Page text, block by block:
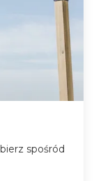
spośród